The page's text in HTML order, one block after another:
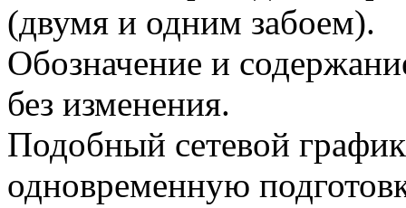
(двумя и одним забоем).
Обозначение и
без изменения.
Подобный сетевой
одновременную